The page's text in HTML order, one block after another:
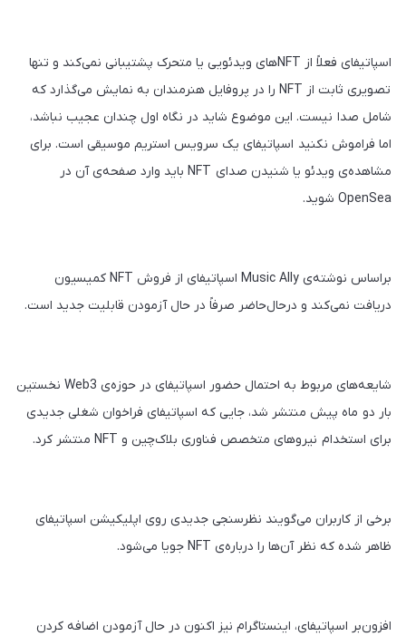
اسپاتیفای فعلاً از NFTهای ویدئویی یا متحرک پشتیبانی نمی‌‌کند و تنها
تصویری ثابت از NFT را در پروفایل هنرمندان به نمایش می‌گذارد که
شامل صدا نیست. این موضوع شاید در نگاه اول چندان عجیب نباشد،
اما فراموش نکنید اسپاتیفای یک سرویس استریم موسیقی است. برای
مشاهده‌ی ویدئو یا شنیدن صدای NFT باید وارد صفحه‌ی آن در
OpenSea شوید.
براساس نوشته‌ی Music Ally اسپاتیفای از فروش NFT کمیسیون
دریافت نمی‌کند و درحال‌حاضر صرفاً در حال آزمودن قابلیت جدید است.
شایعه‌های مربوط به احتمال حضور اسپاتیفای در حوزه‌ی Web3 نخستین
بار دو ماه پیش منتشر شد، جایی که اسپاتیفای فراخوان شغلی جدیدی
برای استخدام نیروهای متخصص فناوری بلاک‌چین و NFT منتشر کرد.
برخی از کاربران می‌گویند نظرسنجی جدیدی روی اپلیکیشن اسپاتیفای
ظاهر شده که نظر آن‌ها را درباره‌ی NFT جویا می‌شود.
افزون‌بر اسپاتیفای، اینستاگرام نیز اکنون در حال آزمودن اضافه کردن